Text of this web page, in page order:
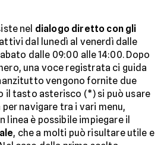
nel dialogo diretto con gli
dal lunedì al venerdì dalle
dalle 09:00 alle 14:00. Dopo
una voce registrata ci guida
vengono fornite due
il tasto asterisco (*) si può usare
navigare tra i vari menu,
è possibile impiegare il
, che a molti può risultare utile e